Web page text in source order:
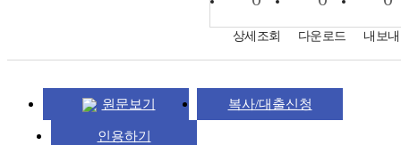
상세조회 다운로드 내보
원문보기 복사/대출신청
인용하기